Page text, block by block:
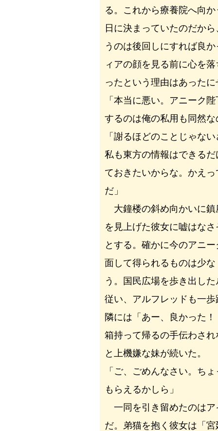
る。これから療養院へ向
日に決まっていたのだか
うのは後回しにすれば良
ィアの顔を見る前に心を
ったという理由はあった
「本当に悪い。アニーク
するのは俺の私用も同然な
「謝るほどのことじゃな
私も東方の情報はできる
ておきたいからな。かえ
だ」
大鐘楼の斜め向かいに鎮
を見上げた彼女に嘘はな
とする。確かに今のアニ
面して得られるものは少
う。国民広場を歩き出し
従い、アルフレッドも一
隣には「あー、良かった
箱持って帰るの手伝わさ
と上機嫌な妹が続いた。
「ご、ごめんなさい。ち
もらえるかしら」
一同を引き留めたのはア
だ。弟猫を抱く彼女は「